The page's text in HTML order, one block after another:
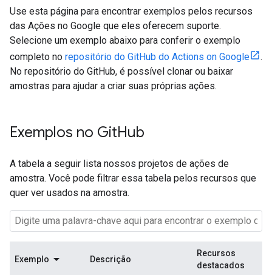
Use esta página para encontrar exemplos pelos recursos
das Ações no Google que eles oferecem suporte.
Selecione um exemplo abaixo para conferir o exemplo
completo no repositório do GitHub do Actions on Google
.
No repositório do GitHub, é possível clonar ou baixar
amostras para ajudar a criar suas próprias ações.
Exemplos no GitHub
A tabela a seguir lista nossos projetos de ações de
amostra. Você pode filtrar essa tabela pelos recursos que
quer ver usados na amostra.
Exemplo Descrição
Recursos
destacados